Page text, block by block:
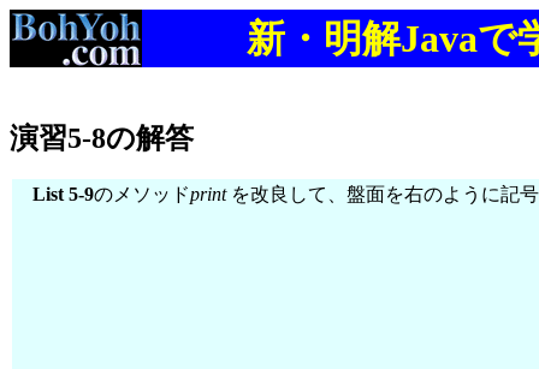
新・明解Java
演習5-8の解答
List 5-9のメソッドprint を改良して、盤面を右のように記